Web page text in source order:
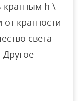
кратным h \
кратности
света